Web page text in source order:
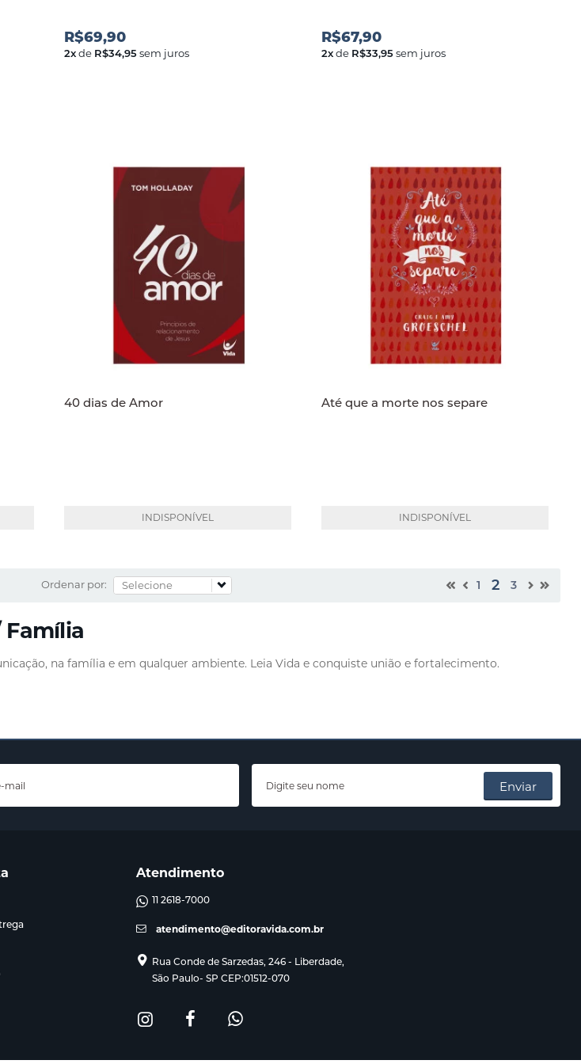
R$69,90
2xde R$34,95sem juros
R$67,90
2xde R$33,95sem juros
40 dias de Amor
INDISPONÍVEL
Até que a morte nos separe
INDISPONÍVEL
Ordenar por: 1 2 3
na família e em qualquer ambiente. Leia Vida e conquiste união e fortalecimento.
Enviar
Atendimento
11 2618-7000
atendimento@editoravida.com.br
Rua Conde de Sarzedas, 246 - Liberdade,
São Paulo- SP CEP:01512-070